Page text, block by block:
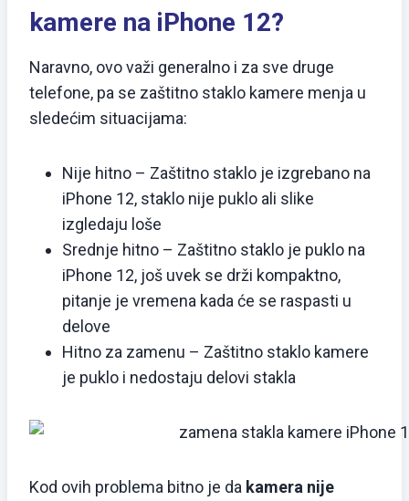
kamere na iPhone 12?
Naravno, ovo važi generalno i za sve druge
telefone, pa se zaštitno staklo kamere menja u
sledećim situacijama:
Nije hitno – Zaštitno staklo je izgrebano na
iPhone 12, staklo nije puklo ali slike
izgledaju loše
Srednje hitno – Zaštitno staklo je puklo na
iPhone 12, još uvek se drži kompaktno,
pitanje je vremena kada će se raspasti u
delove
Hitno za zamenu – Zaštitno staklo kamere
je puklo i nedostaju delovi stakla
Kod ovih problema bitno je da kamera nije